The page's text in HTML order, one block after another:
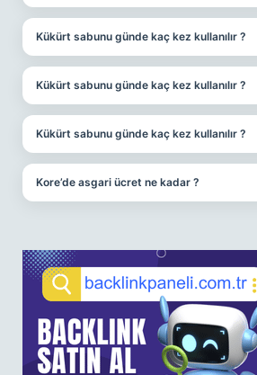
Kükürt sabunu günde kaç kez kullanılır ?
Kükürt sabunu günde kaç kez kullanılır ?
Kükürt sabunu günde kaç kez kullanılır ?
Kore’de asgari ücret ne kadar ?